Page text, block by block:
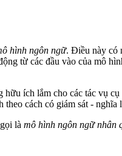
hình ngôn ngữ. Điều này có
từ các đầu vào của mô
ích lắm cho các tác vụ
cách có giám sát -
là mô hình ngôn ngữ nhân